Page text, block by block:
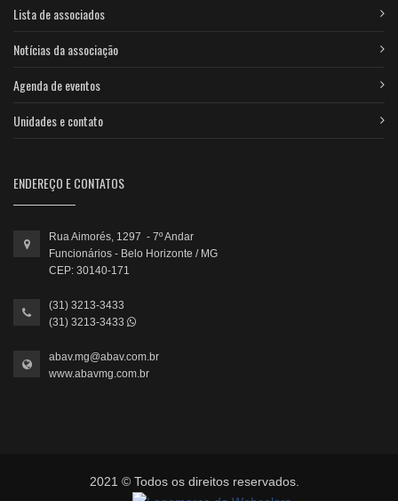
Lista de associados
Notícias da associação
Agenda de eventos
Unidades e contato
ENDEREÇO E CONTATOS
Rua Aimorés, 1297 - 7º Andar
Funcionários - Belo Horizonte / MG
CEP: 30140-171
(31) 3213-3433
(31) 3213-3433
abav.mg@abav.com.br
www.abavmg.com.br
2021 © Todos os direitos reservados.